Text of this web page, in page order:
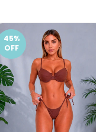
45%
OFF